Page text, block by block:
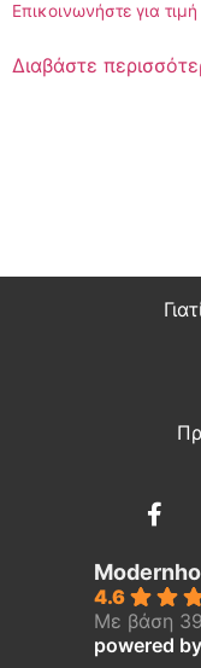
Επικοινωνήστε για τιμή
Διαβάστε
4.6
Με βάση 39
powered by